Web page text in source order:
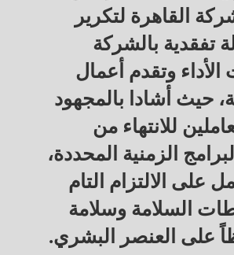
القاهرة لتكرير
تفقدية بالشركة
الأداء وتقدم أعمال
حيث أشادا بالمجهود
للانتهاء من
الزمنية المحددة،
على الالتزام التام
السلامة وسلامة
على العنصر البشري.